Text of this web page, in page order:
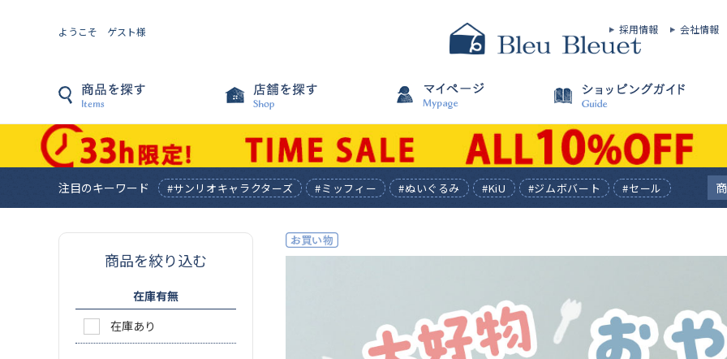
ようこそ ゲスト様 採用情報 会社情報
注目のキーワード #サンリオキャラクターズ #ミッフィー #ぬいぐるみ #KiU #ジムボバート #セール
商品を絞り込む
在庫有無
在庫あり